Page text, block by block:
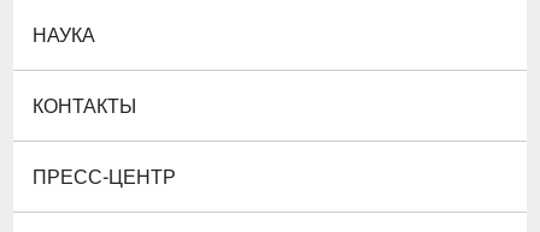
НАУКА
КОНТАКТЫ
ПРЕСС-ЦЕНТР